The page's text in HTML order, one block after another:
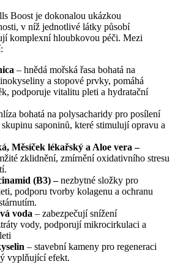
Boost je dokonalou ukázkou
v níž jednotlivé látky působí
komplexní hloubkovou péči. Mezi
– hnědá mořská řasa bohatá na
a stopové prvky, pomáhá
podporuje vitalitu pleti a hydratační
bohatá na polysacharidy pro posílení
saponinů, které stimulují opravu a
Měsíček lékařský a Aloe vera –
zklidnění, zmírnění oxidativního stresu
(B3) –nezbytné složky pro
podporu tvorby kolagenu a ochranu
voda – zabezpečují snížení
vody, podporují mikrocirkulaci a
– stavební kameny pro regeneraci
vyplňující efekt.